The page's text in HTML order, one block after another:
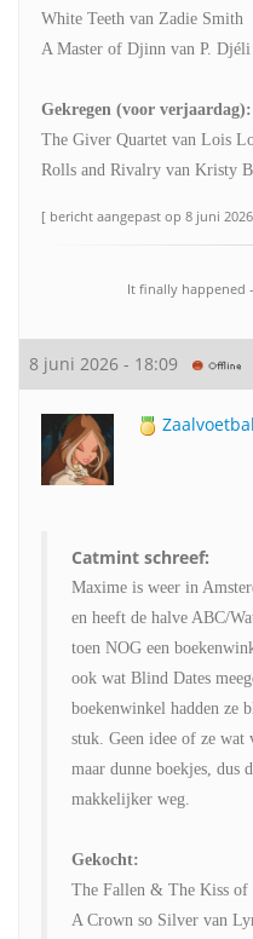
White Teeth van Zadie Smith
A Master of Djinn van P.
Gekregen (voor verjaardag):
The Giver Quartet van Lois
Rolls and Rivalry van Kristy
[ bericht aangepast op 8 juni
It finally happened
8 juni 2026 - 18:09
Catmint schreef:
Maxime is weer in
en heeft de halve ABC/
toen NOG een
ook wat Blind Dates
boekenwinkel hadden ze
stuk. Geen idee of ze
maar dunne boekjes, dus
makkelijker weg.
Gekocht:
The Fallen & The Kiss of
A Crown so Silver van